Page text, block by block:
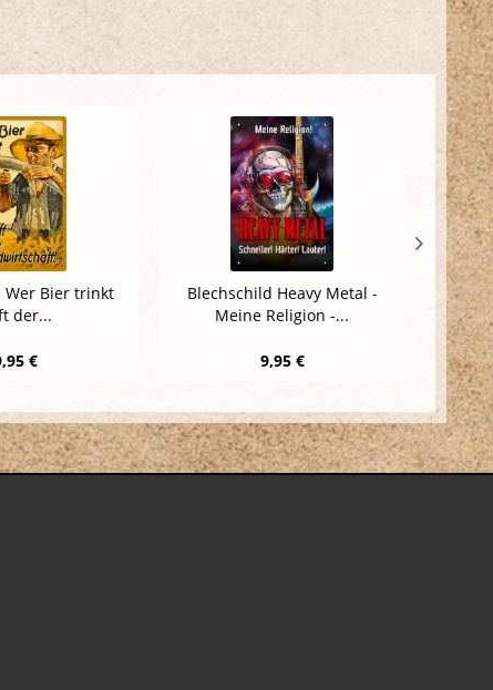
Wer Bier trinkt
der...
€
Blechschild Heavy Metal -
Meine Religion -...
9,95 €